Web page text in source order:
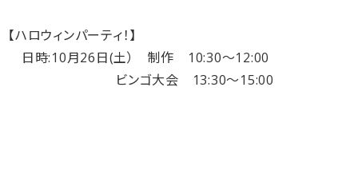
【ハロウィンパーティ！】
日時:10月26日(土） 制作 10:30～12:00
ビンゴ大会 13:30～15:00